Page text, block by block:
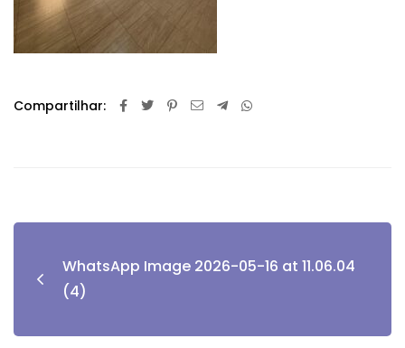
Compartilhar:
WhatsApp Image 2026-05-16 at 11.06.04
(4)